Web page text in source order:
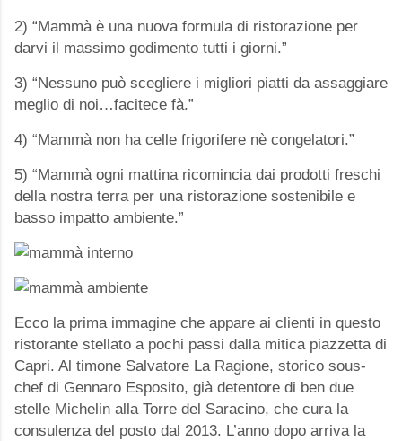
2) “Mammà è una nuova formula di ristorazione per
darvi il massimo godimento tutti i giorni.”
3) “Nessuno può scegliere i migliori piatti da assaggiare
meglio di noi…facitece fà.”
4) “Mammà non ha celle frigorifere nè congelatori.”
5) “Mammà ogni mattina ricomincia dai prodotti freschi
della nostra terra per una ristorazione sostenibile e
basso impatto ambiente.”
Ecco la prima immagine che appare ai clienti in questo
ristorante stellato a pochi passi dalla mitica piazzetta di
Capri. Al timone Salvatore La Ragione, storico sous-
chef di Gennaro Esposito, già detentore di ben due
stelle Michelin alla Torre del Saracino, che cura la
consulenza del posto dal 2013. L’anno dopo arriva la